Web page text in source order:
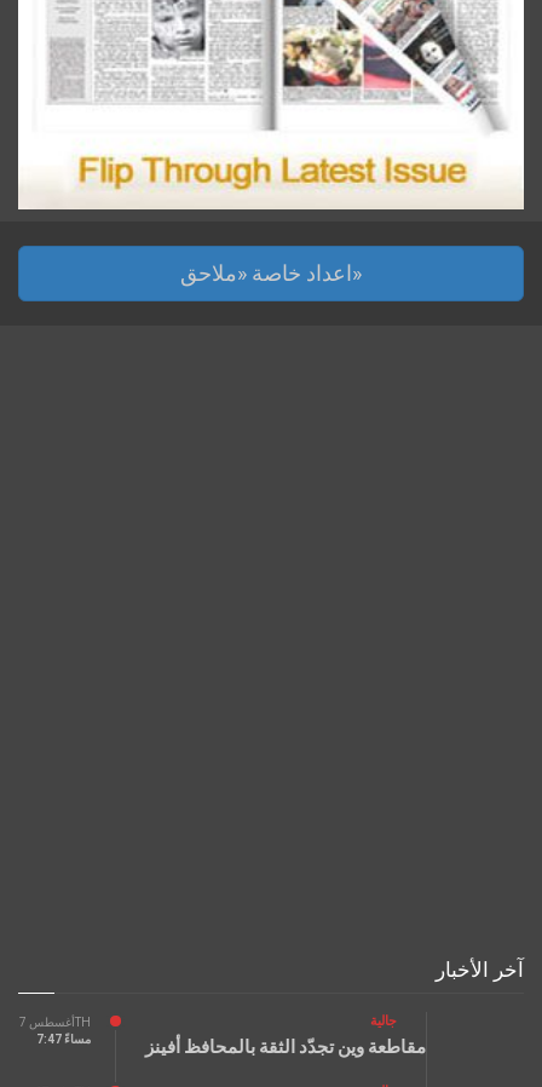
اعداد خاصة «ملاحق»
آخر الأخبار
أغسطس 7TH
7:47 مساءً
جالية
مقاطعة وين تجدّد الثقة بالمحافظ أفينز